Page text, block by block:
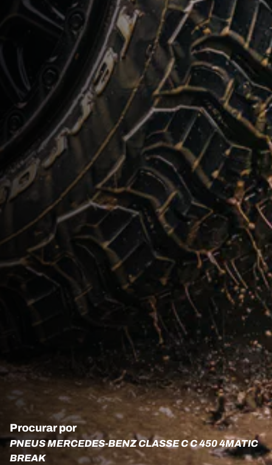
Procurar por
PNEUS MERCEDES-BENZ CLASSE C C 450 4MATIC
BREAK